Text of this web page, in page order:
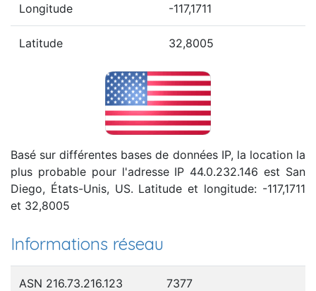
Longitude -117,1711
Latitude 32,8005
Basé sur différentes bases de données IP, la location la
plus probable pour l'adresse IP 44.0.232.146 est San
Diego, États-Unis, US. Latitude et longitude: -117,1711
et 32,8005
Informations réseau
ASN 216.73.216.123 7377